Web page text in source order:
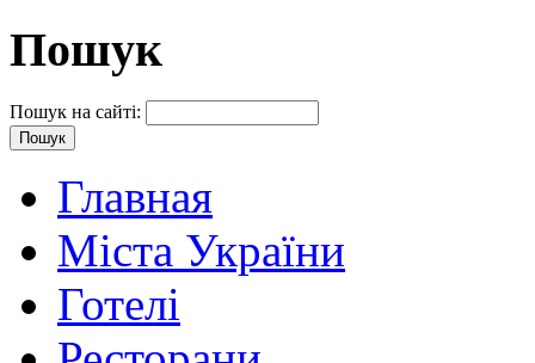
Пошук
Пошук на сайті:
Главная
Міста України
Готелі